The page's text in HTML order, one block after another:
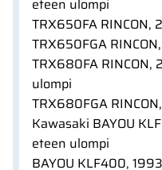
eteen ulompi
TRX650FA
TRX650FGA
TRX680FA RINCON,
ulompi
TRX680FGA
Kawasaki BAYOU
eteen ulompi
BAYOU KLF400,